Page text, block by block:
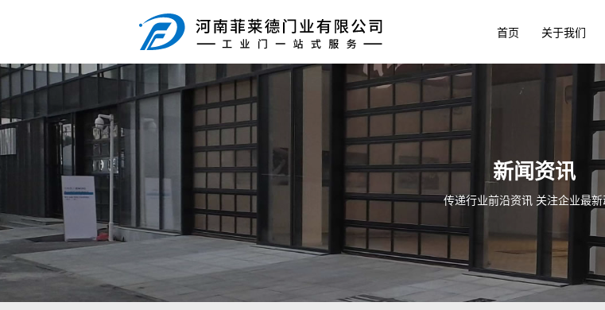
首页 关于我们
新闻资讯
传递行业前沿资讯 关注企业最